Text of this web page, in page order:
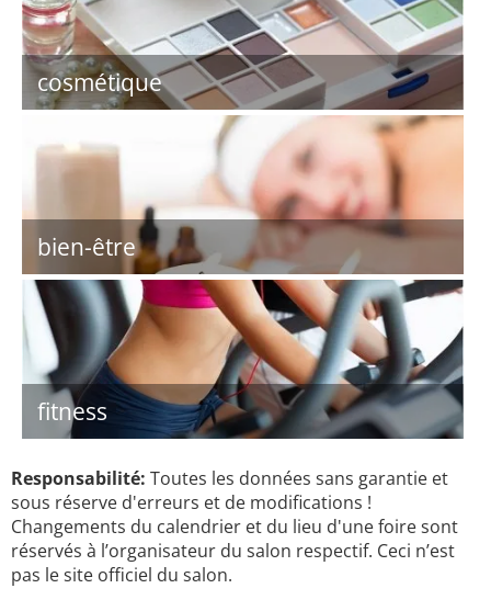
cosmétique
bien-être
fitness
Responsabilité: Toutes les données sans garantie et
sous réserve d'erreurs et de modifications !
Changements du calendrier et du lieu d'une foire sont
réservés à l’organisateur du salon respectif. Ceci n’est
pas le site officiel du salon.